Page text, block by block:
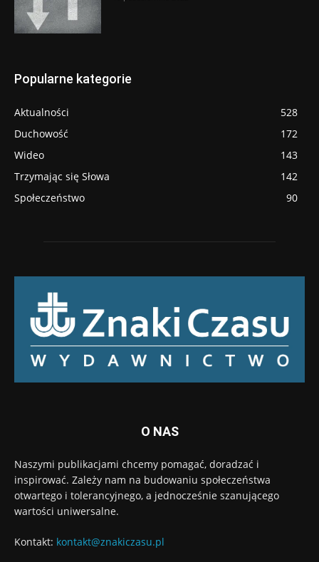
Popularne kategorie
Aktualności
528
Duchowość
172
Wideo
143
Trzymając się Słowa
142
Społeczeństwo
90
O NAS
Naszymi publikacjami chcemy pomagać, doradzać i
inspirować. Zależy nam na budowaniu społeczeństwa
otwartego i tolerancyjnego, a jednocześnie szanującego
wartości uniwersalne.
Kontakt: kontakt@znakiczasu.pl